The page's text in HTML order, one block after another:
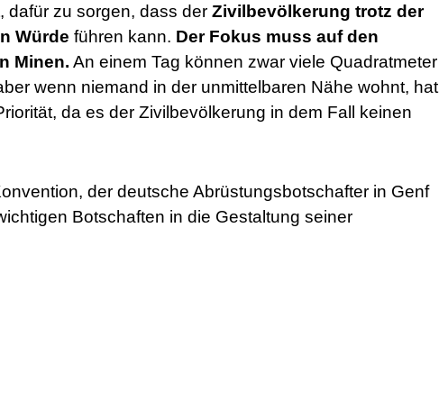
dafür zu sorgen, dass der Zivilbevölkerung trotz der
Würde führen kann. Der Fokus muss auf den
Minen. An einem Tag können zwar viele Quadratmeter
wenn niemand in der unmittelbaren Nähe wohnt, hat
da es der Zivilbevölkerung in dem Fall keinen
der deutsche Abrüstungsbotschafter in Genf
Botschaften in die Gestaltung seiner